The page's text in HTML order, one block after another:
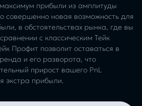
прибыли из амплитуды
совершенно новая возможность для
в обстоятельствах рынка, где вы
с классическим Тейк
Профит позволит оставаться в
и его разворота, что
прирост вашего PnL
экстра прибыли.